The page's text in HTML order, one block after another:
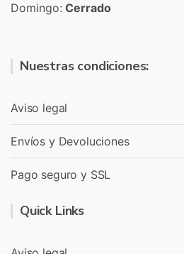
Domingo: Cerrado
Nuestras condiciones:
Aviso legal
Envíos y Devoluciones
Pago seguro y SSL
Quick Links